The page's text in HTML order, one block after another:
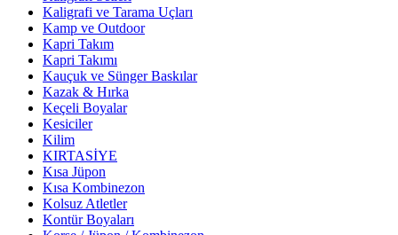
Kaligrafi ve Tarama Uçları
Kamp ve Outdoor
Kapri Takım
Kapri Takımı
Kauçuk ve Sünger Baskılar
Kazak & Hırka
Keçeli Boyalar
Kesiciler
Kilim
KIRTASİYE
Kısa Jüpon
Kısa Kombinezon
Kolsuz Atletler
Kontür Boyaları